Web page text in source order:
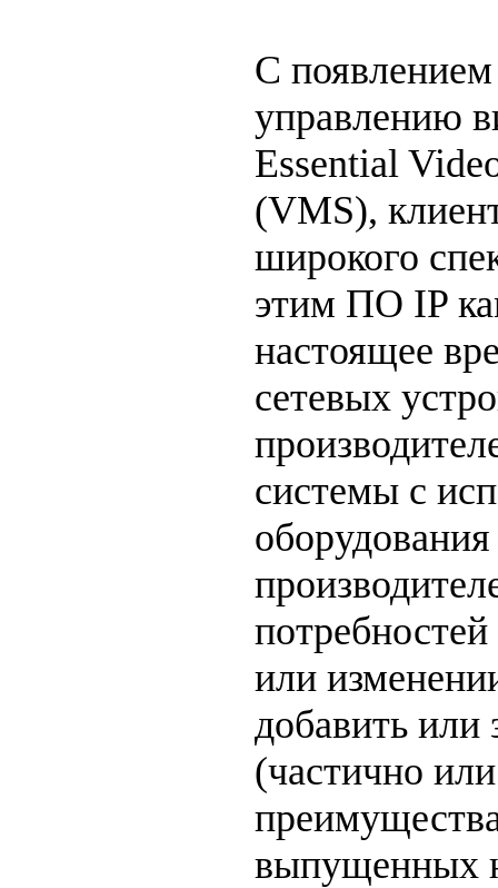
С
управлению
Essential
(VMS),
широкого
этим ПО IP
настоящее
сетевых
системы с
или
добавить или
(частично
выпущенных